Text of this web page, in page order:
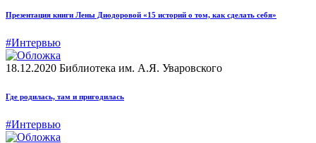
Презентация книги Лены Диодоровой «15 историй о том, как сделать себя»
#Интервью
18.12.2020 Библиотека им. А.Я. Уваровского
Где родилась, там и пригодилась
#Интервью